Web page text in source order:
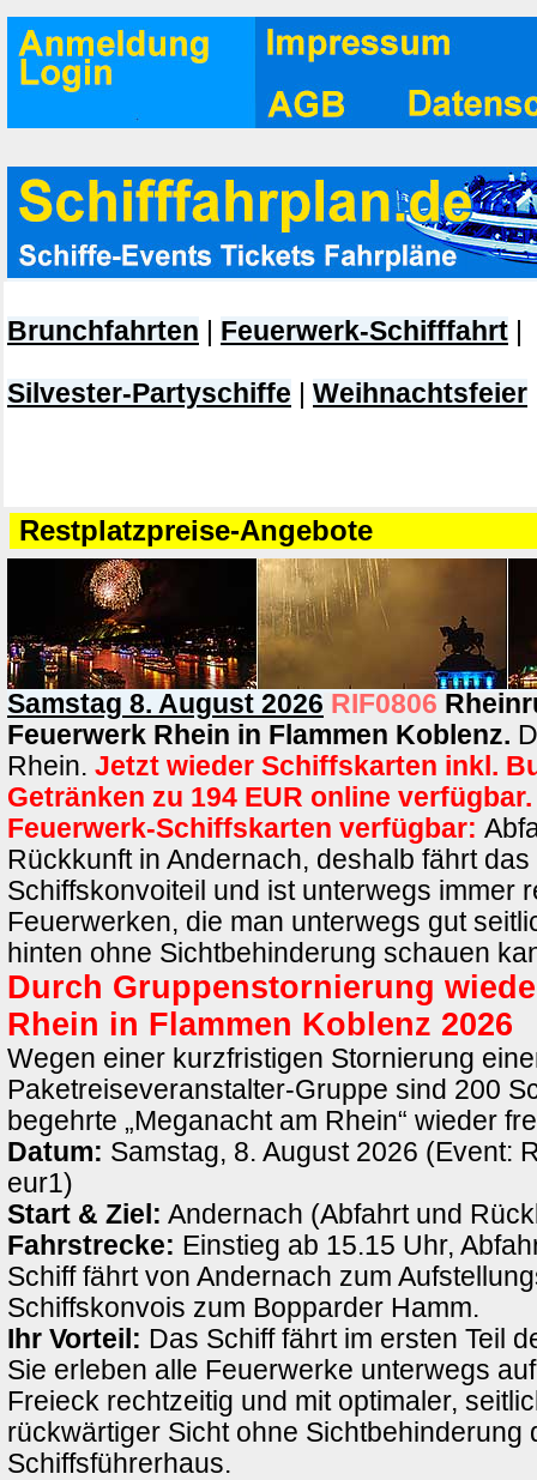
Brunchfahrten Feuerwerk-Schifffahrt
Silvester-Partyschiffe Weihnachtsfeier
Restplatzpreise-Angebote
Samstag 8. August 2026 RIF0806
Feuerwerk Rhein in Flammen Koblenz.
Rhein. Jetzt wieder Schiffskarten inkl.
Getränken zu 194 EUR online verfügbar.
Feuerwerk-Schiffskarten verfügbar:
Rückkunft in Andernach, deshalb fährt
Schiffskonvoiteil und ist unterwegs immer
Feuerwerken, die man unterwegs gut
hinten ohne Sichtbehinderung schauen
Durch Gruppenstornierung
Rhein in Flammen Koblenz 2026
Wegen einer kurzfristigen Stornierung
Paketreiseveranstalter-Gruppe sind 200
begehrte „Meganacht am Rhein“ wieder
Datum: Samstag, 8. August 2026 (Event:
eur1)
Start & Ziel: Andernach (Abfahrt und
Fahrstrecke: Einstieg ab 15.15 Uhr,
Schiff fährt von Andernach zum
Schiffskonvois zum Bopparder Hamm.
Ihr Vorteil: Das Schiff fährt im ersten Teil
Sie erleben alle Feuerwerke unterwegs
Freieck rechtzeitig und mit optimaler,
rückwärtiger Sicht ohne Sichtbehinderung
Schiffsführerhaus.